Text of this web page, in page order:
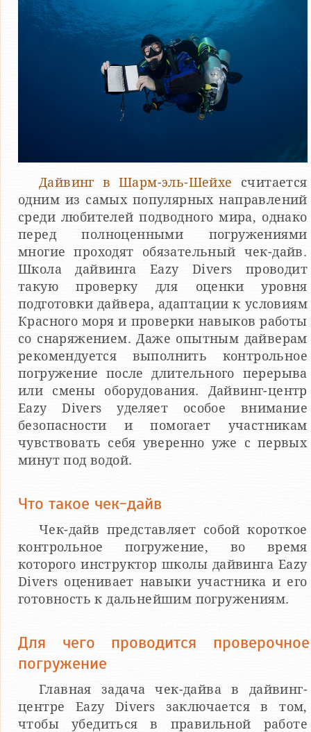
Дайвинг в Шарм-эль-Шейхе считается
одним из самых популярных направлений
среди любителей подводного мира, однако
перед полноценными погружениями
многие проходят обязательный чек-дайв.
Школа дайвинга Eazy Divers проводит
такую проверку для оценки уровня
подготовки дайвера, адаптации к условиям
Красного моря и проверки навыков работы
со снаряжением. Даже опытным дайверам
рекомендуется выполнить контрольное
погружение после длительного перерыва
или смены оборудования. Дайвинг-центр
Eazy Divers уделяет особое внимание
безопасности и помогает участникам
чувствовать себя уверенно уже с первых
минут под водой.
Что такое чек-дайв
Чек-дайв представляет собой короткое
контрольное погружение, во время
которого инструктор школы дайвинга Eazy
Divers оценивает навыки участника и его
готовность к дальнейшим погружениям.
Для чего проводится проверочное
погружение
Главная задача чек-дайва в дайвинг-
центре Eazy Divers заключается в том,
чтобы убедиться в правильной работе